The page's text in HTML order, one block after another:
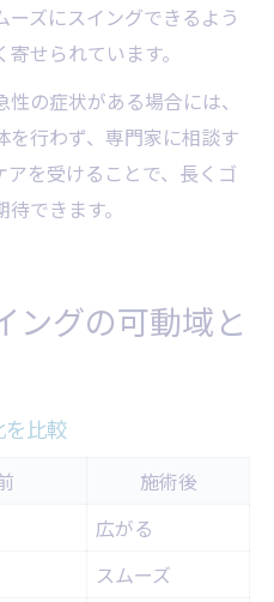
ズにスイングできるよう
せられています。
の症状がある場合には、
を行わず、専門家に相談す
を受けることで、長くゴ
できます。
ングの可動域と
比較
施術後
広がる
スムーズ